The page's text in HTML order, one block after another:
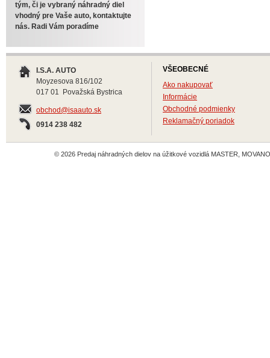
tým, či je vybraný náhradný diel
vhodný pre Vaše auto, kontaktujte
nás. Radi Vám poradíme
I.S.A. AUTO
Moyzesova 816/102
017 01 Považská Bystrica
obchod@isaauto.sk
0914 238 482
VŠEOBECNÉ
Ako nakupovať
Informácie
Obchodné podmienky
Reklamačný poriadok
© 2026 Predaj náhradných dielov na úžitkové vozidlá MASTER,